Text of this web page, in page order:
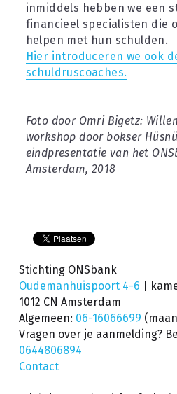
inmiddels hebben we een
financieel specialisten die
helpen met hun schulden.
Hier introduceren we ook
schuldruscoaches.
Foto door Omri Bigetz:
workshop door bokser
eindpresentatie van het
Amsterdam, 2018
Stichting ONSbank
Oudemanhuispoort 4-6
|
1012 CN Amsterdam
Algemeen: 06-16066699
0644806894
Contact